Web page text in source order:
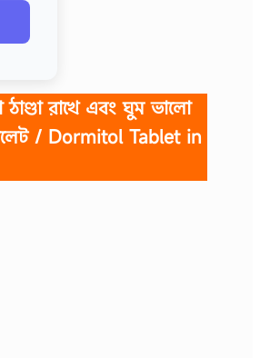
রাখে এবং ঘুম ভালো
/ Dormitol Tablet in